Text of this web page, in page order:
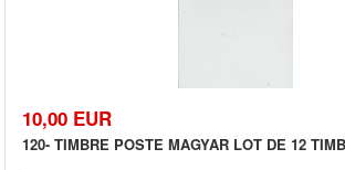
10,00 EUR
120- TIMBRE POSTE MAGYAR LOT DE 12